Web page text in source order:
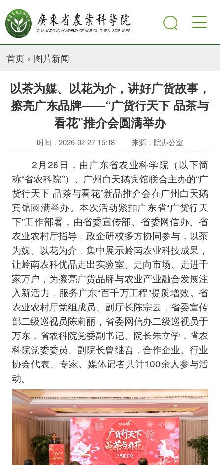
首页 > 图片新闻
以茶为媒、以花为介，讲好广货故事，
擦亮广东品牌——“广货行天下 品茶与
看花”推介会圆满举办
时间：2026-02-27 15:18 来源：院办公室
2月26日，由广东省农业科学院（以下简
称“省农科院”）、广州白天鹅宾馆联合主办的“广
货行天下 品茶与看花”新品推介会在广州白天鹅
宾馆圆满举办。本次活动紧扣广东省“广货行天
下”工作部署，由省委宣传部、省委网信办、省
农业农村厅指导，政企研校多方协同参与，以茶
为媒、以花为介，集中展示岭南农业科技成果，
让岭南农科优品走出实验室、走向市场、走进千
家万户，为擦亮广货品牌与农业产业融合发展注
入新活力，服务广东“百千万工程”提质增效。省
农业农村厅党组成员、副厅长陈宗云，省委宣传
部二级巡视员陈莉丽，省委网信办二级巡视员于
万东，省农科院党委副书记、院长朱立学，省农
科院党委委员、副院长曾继吾，合作企业、行业
协会代表、专家、媒体记者共计100余人参与活
动。